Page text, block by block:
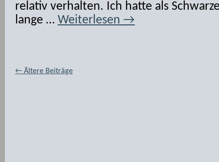
relativ verhalten. Ich hatte als
lange … Weiterlesen →
← Ältere Beiträge